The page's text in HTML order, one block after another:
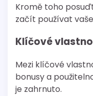
Kromě toho
začít používat
Klíčové
Mezi klíčové
bonusy a
je zahrnuto.